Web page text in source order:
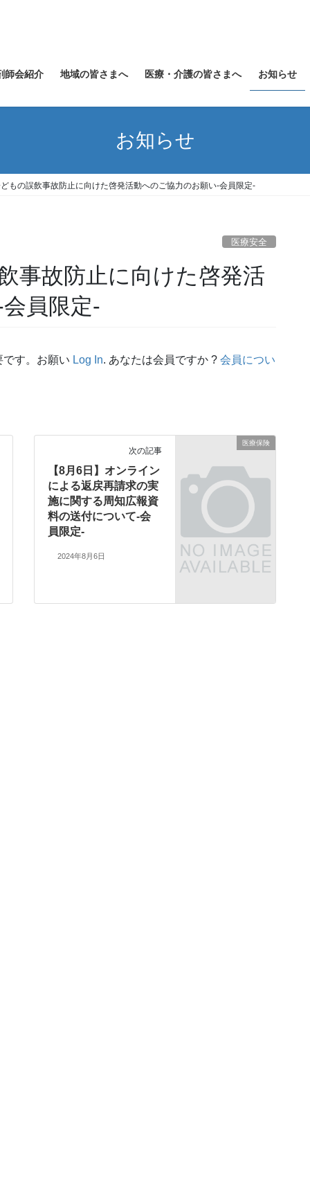
師会紹介 地域の皆さまへ 医療・介護の皆さまへ お知らせ
お知らせ
もの誤飲事故防止に向けた啓発活動へのご協力のお願い-会員限定-
医療安全
事故防止に向けた啓発活
員限定-
す。お願い Log In. あなたは会員ですか ? 会員につい
医療保険
次の記事
【8月6日】オンライン
による返戻再請求の実
施に関する周知広報資
料の送付について-会
員限定-
2024年8月6日